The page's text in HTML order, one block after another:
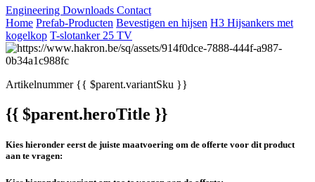
Engineering Downloads Contact
Home Prefab-Producten Bevestigen en hijsen H3 Hijsankers met
kogelkop T-slotanker 25 TV
Artikelnummer{{ $parent.variantSku }}
{{ $parent.heroTitle }}
Kies hieronder eerst de juiste maatvoering om de offerte voor dit product
aan te vragen: